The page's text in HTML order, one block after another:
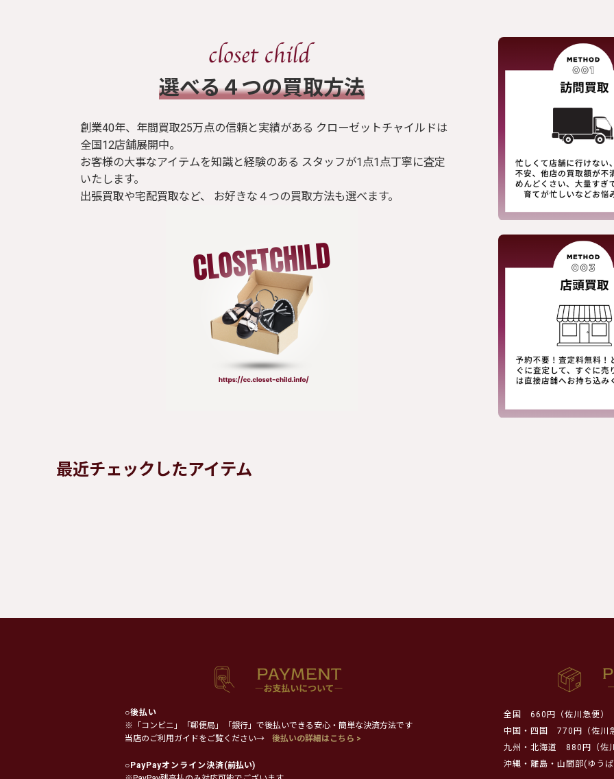
​選べる４つの買取方法
創業40年、年間買取25万点の信頼と実績がある クローゼットチャイルドは
全国12店舗展開中。
お客様の大事なアイテムを知識と経験のある スタッフが1点1点丁寧に査定
いたします。
出張買取や宅配買取など、 お好きな４つの買取方法も選べます。
最近チェックしたアイテム
○後払い
※「コンビニ」「郵便局」「銀行」で後払いできる安心・簡単な決済方法です
当店のご利用ガイドをご覧ください→
後払いの詳細はこちら >
○PayPayオンライン決済(前払い)
全国
660円（佐川急便）
中国・四国
770円（佐川
九州・北海道
880円（佐
沖縄・離島・山間部(ゆう